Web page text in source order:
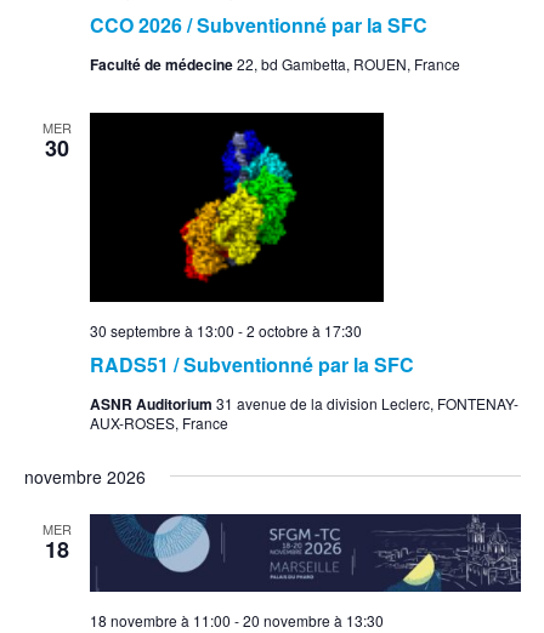
CCO 2026 / Subventionné par la SFC
Faculté de médecine22, bd Gambetta, ROUEN, France
MER
30
RADS51 / Subventionné par la SFC
30 septembre à 13:00 -2 octobre à 17:30
ASNR Auditorium 31 avenue de la division Leclerc, FONTENAY-
AUX-ROSES, France
novembre 2026
MER
18
18 novembre à 11:00 -20 novembre à 13:30